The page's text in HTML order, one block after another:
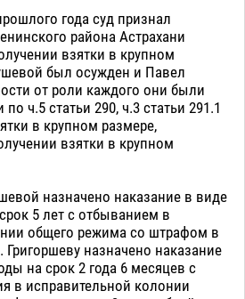
года суд признал
района Астрахани
взятки в крупном
был осужден и Павел
от роли каждого они были
ч.5 статьи 290, ч.3 статьи 291.1
в крупном размере,
взятки в крупном
назначено наказание в виде
5 лет с отбыванием в
общего режима со штрафом в
назначено наказание
на срок 2 года 6 месяцев с
в исправительной колонии